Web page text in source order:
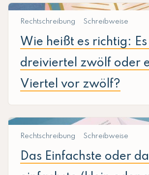
Rechtschreibung Schreibweise
Wie heißt es richtig: Es
dreiviertel zwölf oder
Viertel vor zwölf?
Rechtschreibung Schreibweise
Das Einfachste oder